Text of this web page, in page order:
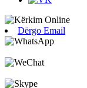
Dërgo Email